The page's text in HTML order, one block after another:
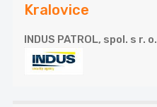
Kralovice
INDUS PATROL, spol. s r. o.